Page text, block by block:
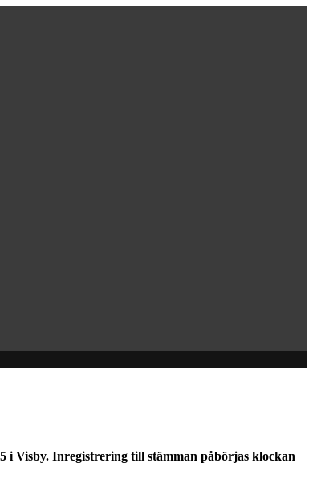
i Visby. Inregistrering till stämman påbörjas klockan